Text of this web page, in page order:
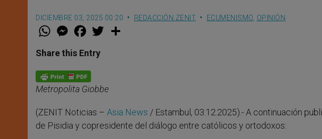
DICIEMBRE 03, 2025 00:20 REDACCIÓN ZENIT ECUMENISMO OPINIÓN
W
t
s
p
p
M
e
s
e
g
e
r
F
a
e
b
o
k
w
Share this Entry
Metropolita Giobbe
(ZENIT Noticias – Asia News / Estambul, 03.12.2025).- A continuación
de Pisidia y copresidente del diálogo entre católicos y ortodoxos: